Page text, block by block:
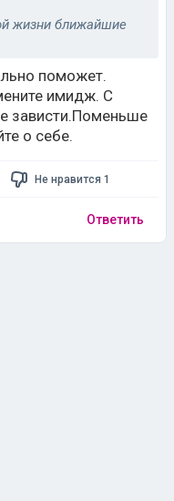
жизни ближайшие
поможет.
имидж. С
зависти.Поменьше
о себе.
Не нравится 1
Ответить